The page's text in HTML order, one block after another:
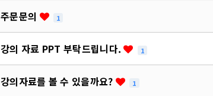
주문문의 1
강의 자료 PPT 부탁드립니다. 1
강의자료를 볼 수 있을까요? 1